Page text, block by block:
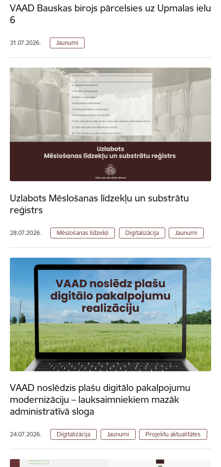
VAAD Bauskas birojs pārcelsies uz Upmalas ielu
6
31.07.2026. Jaunumi
Uzlabots Mēslošanas līdzekļu un substrātu
reģistrs
28.07.2026. Mēslošanas līdzekļi Digitalizācija Jaunumi
VAAD noslēdzis plašu digitālo pakalpojumu
modernizāciju – lauksaimniekiem mazāk
administratīvā sloga
24.07.2026. Digitalizācija Jaunumi Projektu aktualitātes